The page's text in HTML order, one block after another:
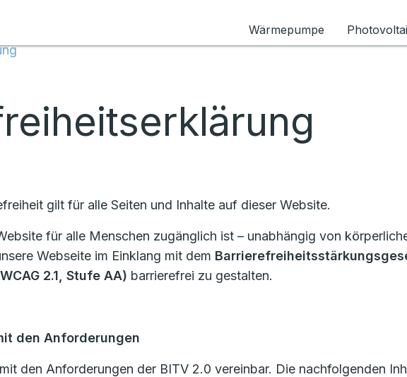
Wärmepumpe
gilt für alle Seiten und Inhalte auf dieser Website.
für alle Menschen zugänglich ist – unabhängig von
Webseite im Einklang mit dem
2.1, Stufe AA) barrierefrei zu gestalten.
den Anforderungen
den Anforderungen der BITV 2.0 vereinbar. Die nachfolgenden